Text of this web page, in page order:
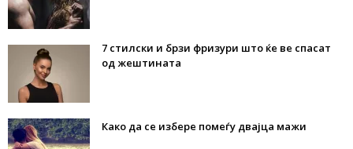
7 стилски и брзи фризури што ќе ве спасат
од жештината
Како да се избере помеѓу двајца мажи